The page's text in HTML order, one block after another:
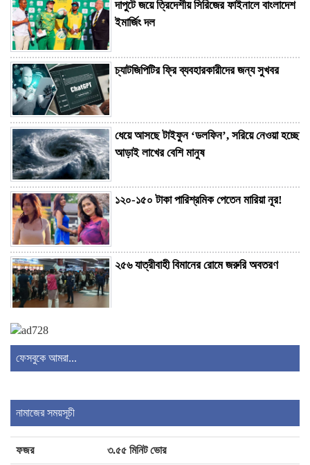
দাপুটে জয়ে ত্রিদেশীয় সিরিজের ফাইনালে বাংলাদেশ
ইমার্জিং দল
চ্যাটজিপিটির ফ্রি ব্যবহারকারীদের জন্য সুখবর
ধেয়ে আসছে টাইফুন ‘ডলফিন’, সরিয়ে নেওয়া হচ্ছে
আড়াই লাখের বেশি মানুষ
১২০-১৫০ টাকা পারিশ্রমিক পেতেন মারিয়া নূর!
২৫৬ যাত্রীবাহী বিমানের রোমে জরুরি অবতরণ
রাখতে পারে: রাষ্ট্রদূত
ফেসবুকে আমরা...
নামাজের সময়সূচী
ফজর ৩.৫৫ মিনিট ভোর